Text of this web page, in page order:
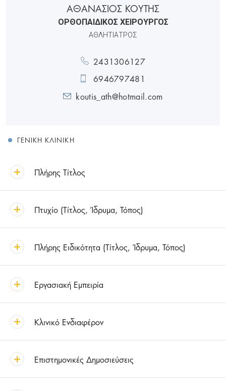
ΑΘΑΝΑΣΙΟΣ ΚΟΥΤΗΣ
ΟΡΘΟΠΑΙΔΙΚΟΣ ΧΕΙΡΟΥΡΓΟΣ
ΑΘΛΗΤΙΑΤΡΟΣ
2431306127
6946797481
koutis_ath@hotmail.com
ΓΕΝΙΚΉ ΚΛΙΝΙΚΉ
Πλήρης Τίτλος
Πτυχίο (Τίτλος, Ίδρυμα, Τόπος)
Πλήρης Ειδικότητα (Τίτλος, Ίδρυμα, Τόπος)
Εργασιακή Εμπειρία
Κλινικό Ενδιαφέρον
Επιστημονικές Δημοσιεύσεις